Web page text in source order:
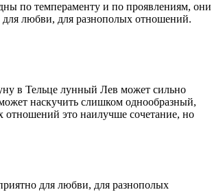
по темпераменту и по проявлениям, они
для любви, для разнополых отношений.
в Тельце лунный Лев может сильно
наскучить слишком однообразный,
отношений это наилучше сочетание, но
для любви, для разнополых